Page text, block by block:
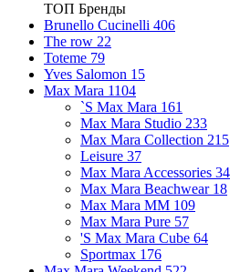
ТОП Бренды
Brunello Cucinelli 406
The row 22
Toteme 79
Yves Salomon 15
Max Mara 1104
`S Max Mara 161
Max Mara Studio 233
Max Mara Collection 215
Leisure 37
Max Mara Accessories 34
Max Mara Beachwear 18
Max Mara MM 109
Max Mara Pure 57
'S Max Mara Cube 64
Sportmax 176